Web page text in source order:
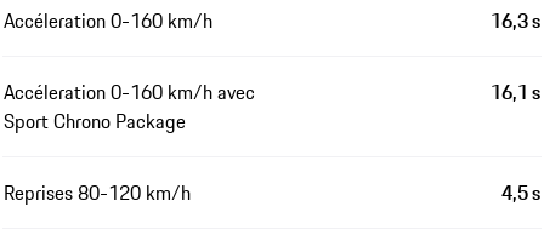
Accéleration 0-160 km/h 16,3 s
Accéleration 0-160 km/h avec
Sport Chrono Package
16,1 s
Reprises 80-120 km/h 4,5 s